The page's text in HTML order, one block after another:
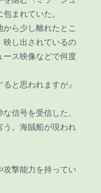
まれていた。
ら少し離れたとこ
映し出されているの
ース映像などで何度
と思われますが』
信号を受信した。
う。海賊船が現われ
撃能力を持ってい